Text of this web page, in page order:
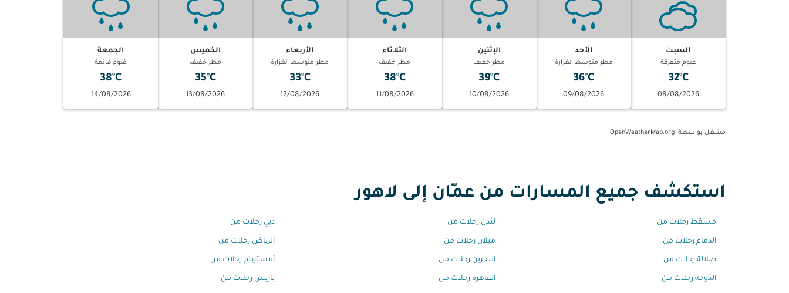
السبت
غيوم متفرقة
32°C
08/08/2026
الأحد
مطر متوسط الغزارة
36°C
09/08/2026
الإثنين
مطر خفيف
39°C
10/08/2026
الثلاثاء
مطر خفيف
38°C
11/08/2026
الأربعاء
مطر متوسط الغزارة
33°C
12/08/2026
الخميس
مطر خفيف
35°C
13/08/2026
الجمعة
غيوم قاتمة
38°C
14/08/2026
مشغل بواسطة: OpenWeatherMap.org
استكشف جميع المسارات من عمّان إلى لاهور
مسقط رحلات من لندن رحلات من دبي رحلات من
الدمام رحلات من ميلان رحلات من الرياض رحلات من
صلالة رحلات من البحرين رحلات من أمستردام رحلات من
الدّوحة رحلات من القاهرة رحلات من باريس رحلات من